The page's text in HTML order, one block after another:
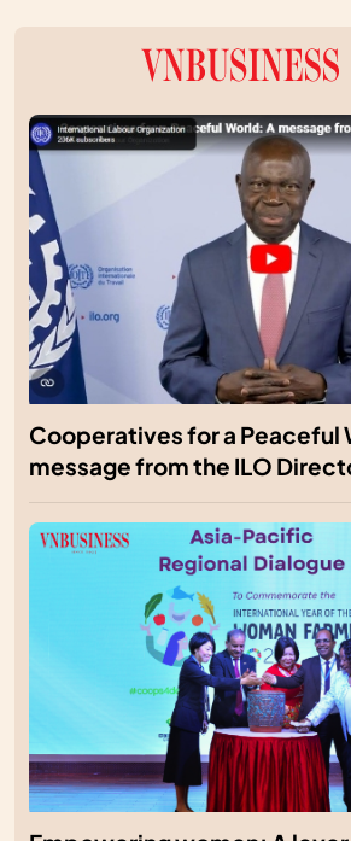
Cooperatives for a Peaceful
message from the ILO